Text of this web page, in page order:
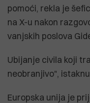
pomoći, rekla je
na X-u nakon
vanjskih poslova
Ubijanje civila koji
neobranjivo",
Europska unija je